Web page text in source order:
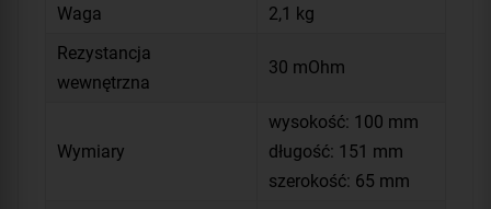
Waga
2,1 kg
Rezystancja
wewnętrzna
30 mOhm
Wymiary
wysokość: 100 mm
długość: 151 mm
szerokość: 65 mm